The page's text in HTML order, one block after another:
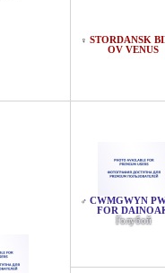
♀ STORDANSK
OV VENUS
♂ CWMGWYN
FOR
Голубой